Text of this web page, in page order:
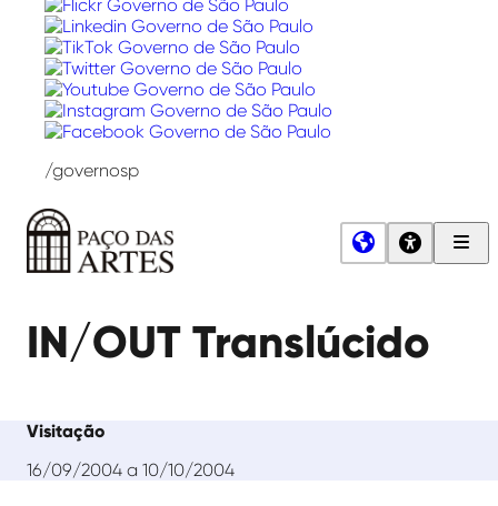
/governosp
Artes
IN/OUT Translúcido
Visitação
16/09/2004 a 10/10/2004